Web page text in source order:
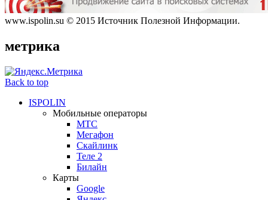
www.ispolin.su © 2015 Источник Полезной Информации.
метрика
Back to top
ISPOLIN
Мобильные операторы
МТС
Мегафон
Скайлинк
Теле 2
Билайн
Карты
Google